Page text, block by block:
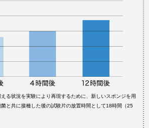
る状況を実験により再現するために、新しいスポンジを用
と共に接種した後の試験片の放置時間として18時間（25